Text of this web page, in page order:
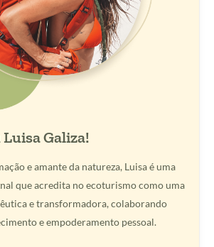
Galiza!
e amante da natureza, Luisa é uma
que acredita no ecoturismo como uma
e transformadora, colaborando
e empoderamento pessoal.